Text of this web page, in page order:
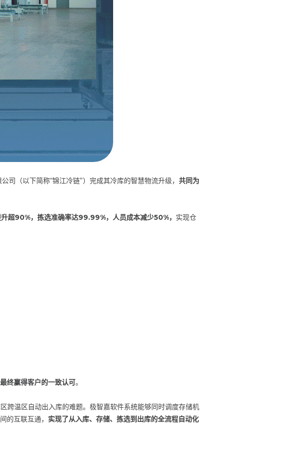
司（以下简称“锦江冷链”）完成其冷库的智慧物流升级，共同为
升超90%，拣选准确率达99.99%，人员成本减少50%， 实现仓
终赢得客户的一致认可。
温区自动出入库的难题。极智嘉软件系统能够同时调度存储机
的互联互通， 实现了从入库、存储、拣选到出库的全流程自动化